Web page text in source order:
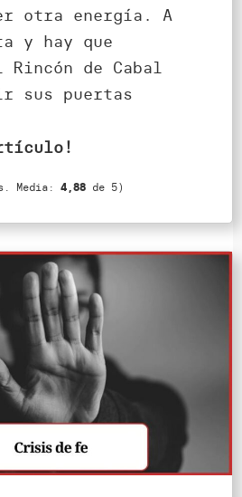
otra energía. A
y hay que
de Cabal
sus puertas
Media: 4,88 de 5)